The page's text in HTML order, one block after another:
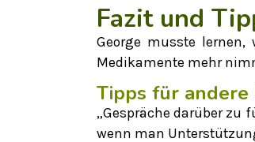
Fazit und
George musste
Medikamente mehr
Tipps für
„Gespräche darüber zu
wenn man